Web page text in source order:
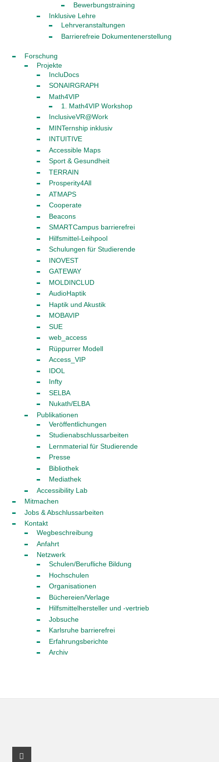
Bewerbungstraining
Inklusive Lehre
Lehrveranstaltungen
Barrierefreie Dokumentenerstellung
Forschung
Projekte
IncluDocs
SONAIRGRAPH
Math4VIP
1. Math4VIP Workshop
InclusiveVR@Work
MINTernship inklusiv
INTUITIVE
Accessible Maps
Sport & Gesundheit
TERRAIN
Prosperity4All
ATMAPS
Cooperate
Beacons
SMARTCampus barrierefrei
Hilfsmittel-Leihpool
Schulungen für Studierende
INOVEST
GATEWAY
MOLDINCLUD
AudioHaptik
Haptik und Akustik
MOBAVIP
SUE
web_access
Rüppurrer Modell
Access_VIP
IDOL
Infty
SELBA
Nukath/ELBA
Publikationen
Veröffentlichungen
Studienabschlussarbeiten
Lernmaterial für Studierende
Presse
Bibliothek
Mediathek
Accessibility Lab
Mitmachen
Jobs & Abschlussarbeiten
Kontakt
Wegbeschreibung
Anfahrt
Netzwerk
Schulen/Berufliche Bildung
Hochschulen
Organisationen
Büchereien/Verlage
Hilfsmittelhersteller und -vertrieb
Jobsuche
Karlsruhe barrierefrei
Erfahrungsberichte
Archiv